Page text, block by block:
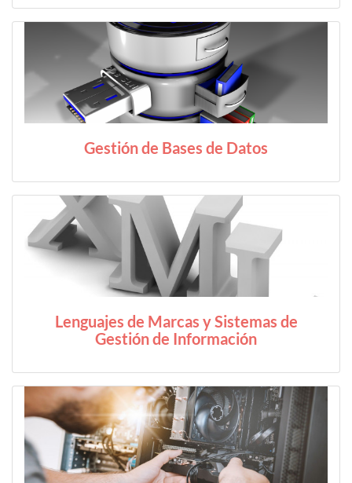
Gestión de Bases de Datos
Lenguajes de Marcas y Sistemas de
Gestión de Información